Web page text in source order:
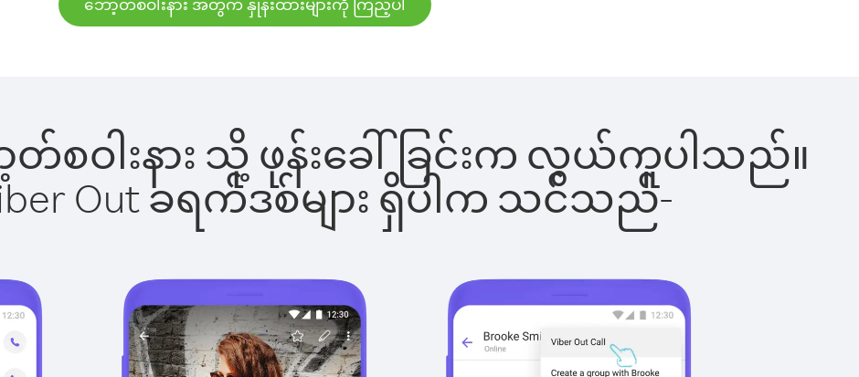
ဘော့တ်စဝါးနား အတွက် နှုန်းထားများကို ကြည့်ပါ
ာ့တ်စဝါးနား သို့ ဖုန်းခေါ်ခြင်းက လွယ်ကူပါသည်။
Out ခရက်ဒစ်များ ရှိပါက သင်သည်-